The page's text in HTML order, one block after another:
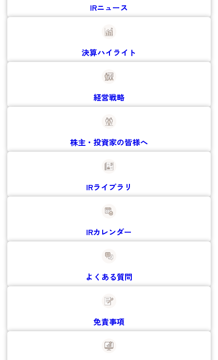
IRニュース
決算ハイライト
経営戦略
株主・投資家の皆様へ
IRライブラリ
IRカレンダー
よくある質問
免責事項